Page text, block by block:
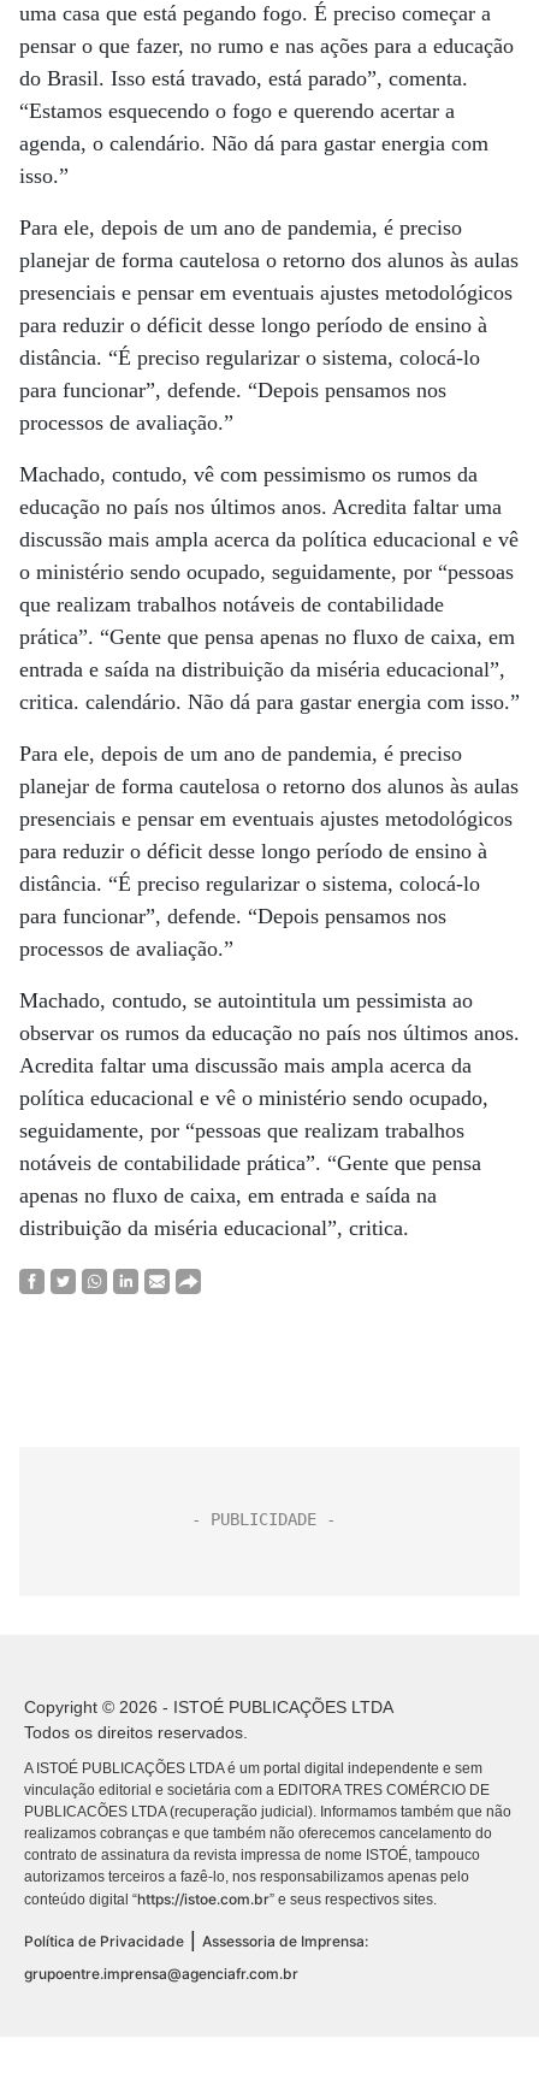
uma casa que está pegando fogo. É preciso começar a
pensar o que fazer, no rumo e nas ações para a educação
do Brasil. Isso está travado, está parado”, comenta.
“Estamos esquecendo o fogo e querendo acertar a
agenda, o calendário. Não dá para gastar energia com
isso.”
Para ele, depois de um ano de pandemia, é preciso
planejar de forma cautelosa o retorno dos alunos às aulas
presenciais e pensar em eventuais ajustes metodológicos
para reduzir o déficit desse longo período de ensino à
distância. “É preciso regularizar o sistema, colocá-lo
para funcionar”, defende. “Depois pensamos nos
processos de avaliação.”
Machado, contudo, vê com pessimismo os rumos da
educação no país nos últimos anos. Acredita faltar uma
discussão mais ampla acerca da política educacional e vê
o ministério sendo ocupado, seguidamente, por “pessoas
que realizam trabalhos notáveis de contabilidade
prática”. “Gente que pensa apenas no fluxo de caixa, em
entrada e saída na distribuição da miséria educacional”,
critica. calendário. Não dá para gastar energia com isso.”
Para ele, depois de um ano de pandemia, é preciso
planejar de forma cautelosa o retorno dos alunos às aulas
presenciais e pensar em eventuais ajustes metodológicos
para reduzir o déficit desse longo período de ensino à
distância. “É preciso regularizar o sistema, colocá-lo
para funcionar”, defende. “Depois pensamos nos
processos de avaliação.”
Machado, contudo, se autointitula um pessimista ao
observar os rumos da educação no país nos últimos anos.
Acredita faltar uma discussão mais ampla acerca da
política educacional e vê o ministério sendo ocupado,
seguidamente, por “pessoas que realizam trabalhos
notáveis de contabilidade prática”. “Gente que pensa
apenas no fluxo de caixa, em entrada e saída na
distribuição da miséria educacional”, critica.
Copyright © 2026 - ISTOÉ PUBLICAÇÕES LTDA
Todos os direitos reservados.
A ISTOÉ PUBLICAÇÕES LTDA é um portal digital independente e sem
vinculação editorial e societária com a EDITORA TRES COMÉRCIO DE
PUBLICACÕES LTDA (recuperação judicial). Informamos também que não
realizamos cobranças e que também não oferecemos cancelamento do
contrato de assinatura da revista impressa de nome ISTOÉ, tampouco
autorizamos terceiros a fazê-lo, nos responsabilizamos apenas pelo
conteúdo digital “https://istoe.com.br” e seus respectivos sites.
Política de Privacidade
Assessoria de Imprensa:
grupoentre.imprensa@agenciafr.com.br